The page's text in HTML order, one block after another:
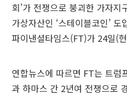
회’가 전쟁으로 붕괴한 가자지
가상자산인 ‘스테이블코인’
파이낸셜타임스(FT)가 24일(
연합뉴스에 따르면 FT는 트럼
과 하마스 간 2년여 전쟁으로